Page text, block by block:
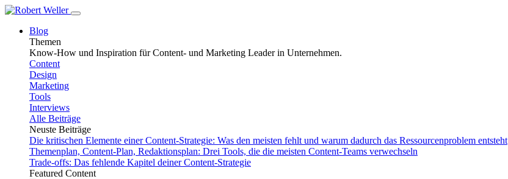
Blog
Themen
Know-How und Inspiration für Content- und Marketing Leader in Unternehmen.
Content
Design
Marketing
Tools
Interviews
Alle Beiträge
Neuste Beiträge
Die kritischen Elemente einer Content-Strategie: Was den meisten fehlt und warum dadurch das Ressourcenproblem entsteht
Themenplan, Content-Plan, Redaktionsplan: Drei Tools, die die meisten Content-Teams verwechseln
Trade-offs: Das fehlende Kapitel deiner Content-Strategie
Featured Content